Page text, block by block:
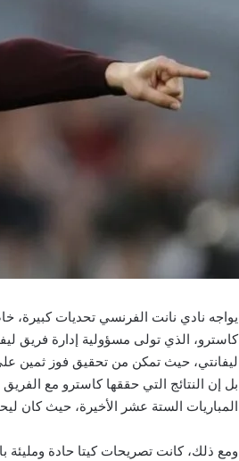
يواجه نادي نانت الفرنسي تحديات كبيرة،
كاسترو، الذي تولى مسؤولية إدارة فريق
بل إن النتائج التي حققها كاسترو مع
المباريات الستة عشر الأخيرة، حيث كان
ومع ذلك، كانت تصريحات كيتا حادة ومليئة